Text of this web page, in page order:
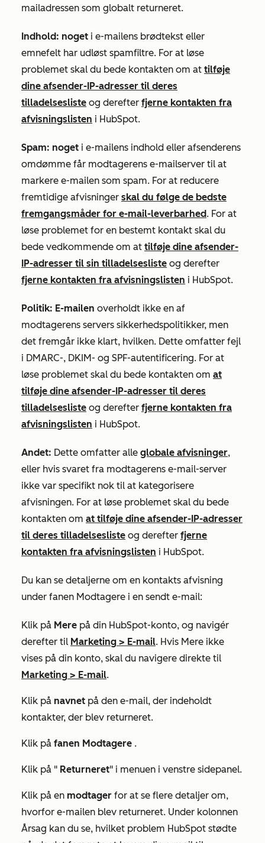
mailadressen som globalt returneret.
Indhold: noget i e-mailens brødtekst eller
emnefelt har udløst spamfiltre. For at løse
problemet skal du bede kontakten om at tilføje
dine afsender-IP-adresser til deres
tilladelsesliste og derefter fjerne kontakten fra
afvisningslisten i HubSpot.
Spam: noget i e-mailens indhold eller afsenderens
omdømme får modtagerens e-mailserver til at
markere e-mailen som spam. For at reducere
fremtidige afvisninger skal du følge de bedste
fremgangsmåder for e-mail-leverbarhed. For at
løse problemet for en bestemt kontakt skal du
bede vedkommende om at tilføje dine afsender-
IP-adresser til sin tilladelsesliste og derefter
fjerne kontakten fra afvisningslisten i HubSpot.
Politik: E-mailen overholdt ikke en af
modtagerens servers sikkerhedspolitikker, men
det fremgår ikke klart, hvilken. Dette omfatter fejl
i DMARC-, DKIM- og SPF-autentificering. For at
løse problemet skal du bede kontakten om at
tilføje dine afsender-IP-adresser til deres
tilladelsesliste og derefter fjerne kontakten fra
afvisningslisten i HubSpot.
Andet: Dette omfatter alle globale afvisninger,
eller hvis svaret fra modtagerens e-mail-server
ikke var specifikt nok til at kategorisere
afvisningen. For at løse problemet skal du bede
kontakten om at tilføje dine afsender-IP-adresser
til deres tilladelsesliste og derefter fjerne
kontakten fra afvisningslisten i HubSpot.
Du kan se detaljerne om en kontakts afvisning
under fanen Modtagere i en sendt e-mail:
Klik på Mere på din HubSpot-konto, og navigér
derefter til Marketing > E-mail. Hvis Mere ikke
vises på din konto, skal du navigere direkte til
Marketing > E-mail.
Klik på navnet på den e-mail, der indeholdt
kontakter, der blev returneret.
Klik på fanen Modtagere .
Klik på " Returneret" i menuen i venstre sidepanel.
Klik på en modtager for at se flere detaljer om,
hvorfor e-mailen blev returneret. Under kolonnen
Årsag kan du se, hvilket problem HubSpot stødte